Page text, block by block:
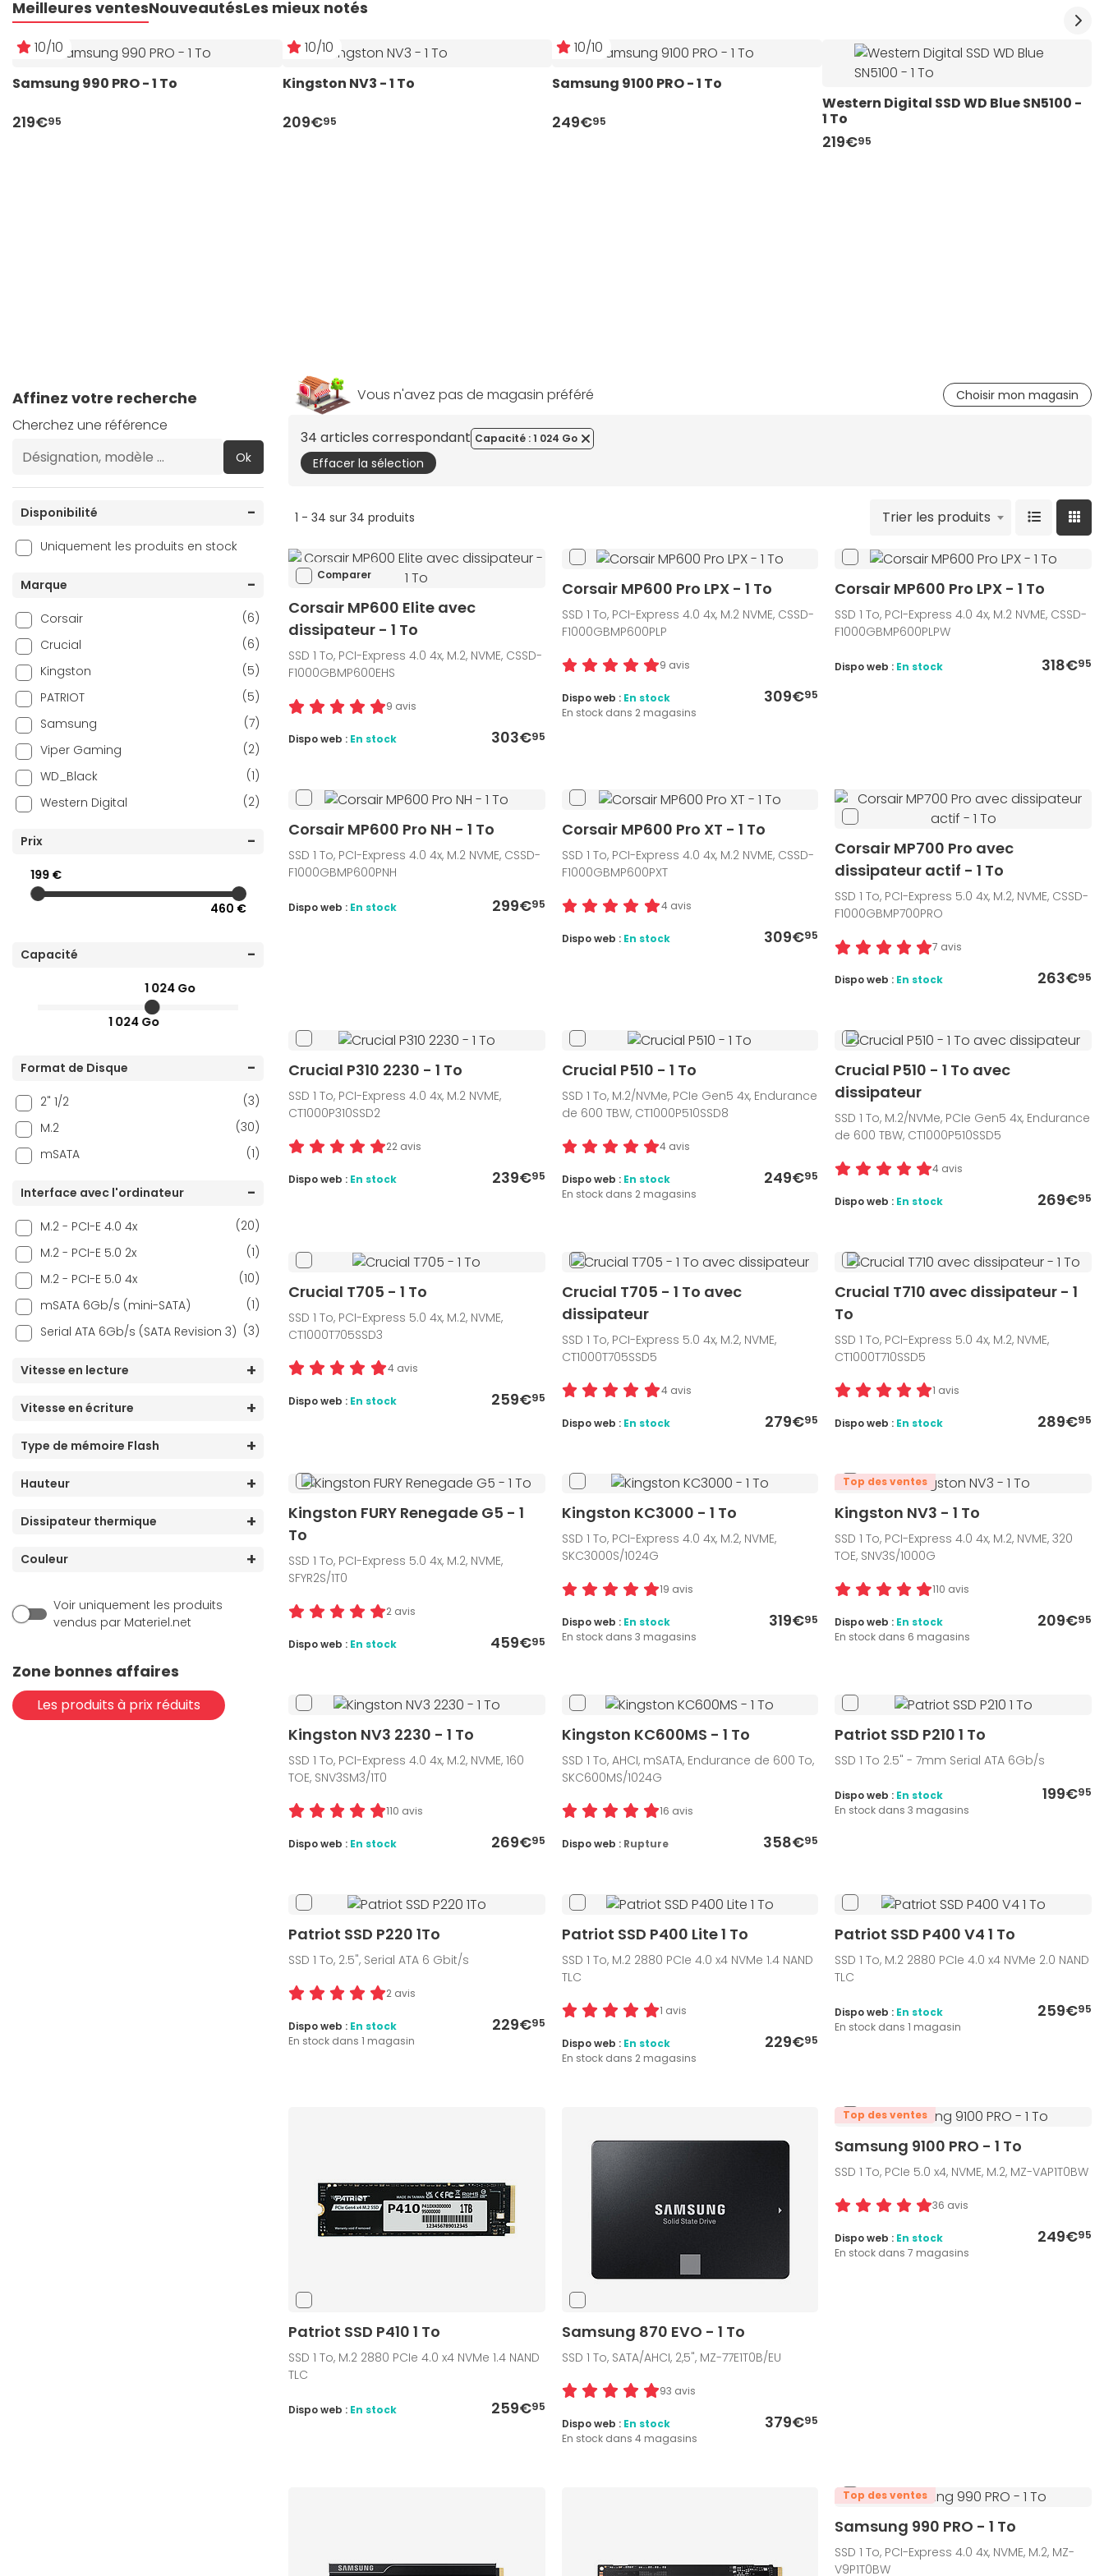
Meilleures ventesNouveautésLes mieux notés
10/10
Samsung 990 PRO - 1 To
219€95
10/10
Kingston NV3 - 1 To
209€95
10/10
Samsung 9100 PRO - 1 To
249€95
Western Digital SSD WD Blue SN5100 -
1 To
219€95
Affinez votre recherche
Cherchez une référence
Ok
Disponibilité
Uniquement les produits en stock
Marque
Corsair
(6)
Crucial
(6)
Kingston
(5)
PATRIOT
(5)
Samsung
(7)
Viper Gaming
(2)
WD_Black
(1)
Western Digital
(2)
Prix
199 €
460 €
Capacité
1 024 Go
1 024 Go
Format de Disque
2" 1/2
(3)
M.2
(30)
mSATA
(1)
Interface avec l'ordinateur
M.2 - PCI-E 4.0 4x
(20)
M.2 - PCI-E 5.0 2x
(1)
M.2 - PCI-E 5.0 4x
(10)
mSATA 6Gb/s (mini-SATA)
(1)
Serial ATA 6Gb/s (SATA Revision 3) (3)
Vitesse en lecture
Vitesse en écriture
Type de mémoire Flash
Hauteur
Dissipateur thermique
Couleur
Voir uniquement les produits
vendus par Materiel.net
Zone bonnes affaires
Les produits à prix réduits
Vous n'avez pas de magasin préféré Choisir mon magasin
34 articles correspondant
Effacer la sélection
Capacité : 1 024 Go
1 - 34 sur 34 produits Trier les produits
Comparer
Corsair MP600 Elite avec
dissipateur - 1 To
SSD 1 To, PCI-Express 4.0 4x, M.2, NVME, CSSD-
F1000GBMP600EHS
9 avis
303€95
Dispo web : En stock
Corsair MP600 Pro LPX - 1 To
SSD 1 To, PCI-Express 4.0 4x, M.2 NVME, CSSD-
F1000GBMP600PLP
9 avis
309€95
Dispo web : En stock
En stock dans 2 magasins
Corsair MP600 Pro LPX - 1 To
SSD 1 To, PCI-Express 4.0 4x, M.2 NVME, CSSD-
F1000GBMP600PLPW
318€95
Dispo web : En stock
Corsair MP600 Pro NH - 1 To
SSD 1 To, PCI-Express 4.0 4x, M.2 NVME, CSSD-
F1000GBMP600PNH
299€95
Dispo web : En stock
Corsair MP600 Pro XT - 1 To
SSD 1 To, PCI-Express 4.0 4x, M.2 NVME, CSSD-
F1000GBMP600PXT
4 avis
309€95
Dispo web : En stock
Corsair MP700 Pro avec
dissipateur actif - 1 To
SSD 1 To, PCI-Express 5.0 4x, M.2, NVME, CSSD-
F1000GBMP700PRO
7 avis
263€95
Dispo web : En stock
Crucial P310 2230 - 1 To
SSD 1 To, PCI-Express 4.0 4x, M.2 NVME,
CT1000P310SSD2
22 avis
239€95
Dispo web : En stock
Crucial P510 - 1 To
SSD 1 To, M.2/NVMe, PCIe Gen5 4x, Endurance
de 600 TBW, CT1000P510SSD8
4 avis
249€95
Dispo web : En stock
En stock dans 2 magasins
Crucial P510 - 1 To avec
dissipateur
SSD 1 To, M.2/NVMe, PCIe Gen5 4x, Endurance
de 600 TBW, CT1000P510SSD5
4 avis
269€95
Dispo web : En stock
Crucial T705 - 1 To
SSD 1 To, PCI-Express 5.0 4x, M.2, NVME,
CT1000T705SSD3
4 avis
259€95
Dispo web : En stock
Crucial T705 - 1 To avec
dissipateur
SSD 1 To, PCI-Express 5.0 4x, M.2, NVME,
CT1000T705SSD5
4 avis
279€95
Dispo web : En stock
Crucial T710 avec dissipateur - 1
To
SSD 1 To, PCI-Express 5.0 4x, M.2, NVME,
CT1000T710SSD5
1 avis
289€95
Dispo web : En stock
Kingston FURY Renegade G5 - 1
To
SSD 1 To, PCI-Express 5.0 4x, M.2, NVME,
SFYR2S/1T0
2 avis
459€95
Dispo web : En stock
Kingston KC3000 - 1 To
SSD 1 To, PCI-Express 4.0 4x, M.2, NVME,
SKC3000S/1024G
19 avis
319€95
Dispo web : En stock
En stock dans 3 magasins
Top des ventes
Kingston NV3 - 1 To
SSD 1 To, PCI-Express 4.0 4x, M.2, NVME, 320
TOE, SNV3S/1000G
110 avis
209€95
Dispo web : En stock
En stock dans 6 magasins
Kingston NV3 2230 - 1 To
SSD 1 To, PCI-Express 4.0 4x, M.2, NVME, 160
TOE, SNV3SM3/1T0
110 avis
269€95
Dispo web : En stock
Kingston KC600MS - 1 To
SSD 1 To, AHCI, mSATA, Endurance de 600 To,
SKC600MS/1024G
16 avis
358€95
Dispo web : Rupture
Patriot SSD P210 1 To
SSD 1 To 2.5" - 7mm Serial ATA 6Gb/s
199€95
Dispo web : En stock
En stock dans 3 magasins
Patriot SSD P220 1To
SSD 1 To, 2.5", Serial ATA 6 Gbit/s
2 avis
229€95
Dispo web : En stock
En stock dans 1 magasin
Patriot SSD P400 Lite 1 To
SSD 1 To, M.2 2880 PCIe 4.0 x4 NVMe 1.4 NAND
TLC
1 avis
229€95
Dispo web : En stock
En stock dans 2 magasins
Patriot SSD P400 V4 1 To
SSD 1 To, M.2 2880 PCIe 4.0 x4 NVMe 2.0 NAND
TLC
259€95
Dispo web : En stock
En stock dans 1 magasin
Patriot SSD P410 1 To
SSD 1 To, M.2 2880 PCIe 4.0 x4 NVMe 1.4 NAND
TLC
259€95
Dispo web : En stock
Samsung 870 EVO - 1 To
SSD 1 To, SATA/AHCI, 2,5", MZ-77E1T0B/EU
93 avis
379€95
Dispo web : En stock
En stock dans 4 magasins
Top des ventes
Samsung 9100 PRO - 1 To
SSD 1 To, PCIe 5.0 x4, NVME, M.2, MZ-VAP1T0BW
36 avis
249€95
Dispo web : En stock
En stock dans 7 magasins
Top des ventes
Samsung 990 PRO - 1 To
SSD 1 To, PCI-Express 4.0 4x, NVME, M.2, MZ-
V9P1T0BW